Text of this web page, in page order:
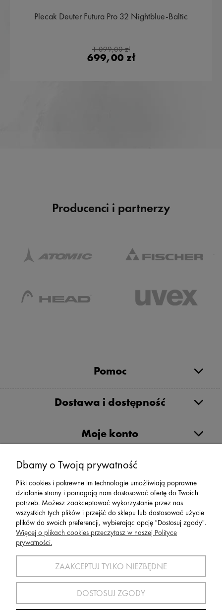
Plecak Deuter Futura Pro 32 Nightblue-Baltic
1 099,00 zł
699,00 zł
Producenci i partnerzy
Pomoc
Dostawa i dostępność
Moje konto
Serwis
Zwroty,Reklamacje Wymiany
SPORT 2002 ||
dolnośląskie, NIP: 611-24-66-379 || E-
sport2002@onet.eutel:(75) 777 76 36
Wszelkie Prawa Zastrzeżone © 2022 Sport2002.pl
Wdrożenie:Agencja InteraktywnaDesignOrka|Sklep Shoper.pl
Dbamy o Twoją prywatność
Pliki cookies i pokrewne im technologie umożliwiają poprawne
działanie strony i pomagają nam dostosować ofertę do Twoich
potrzeb. Możesz zaakceptować wykorzystanie przez nas
wszystkich tych plików i przejść do sklepu lub dostosować użycie
plików do swoich preferencji, wybierając opcję "Dostosuj zgody".
Więcej o plikach cookies przeczytasz w naszej Polityce
prywatności.
ZAAKCEPTUJ TYLKO NIEZBĘDNE
DOSTOSUJ ZGODY